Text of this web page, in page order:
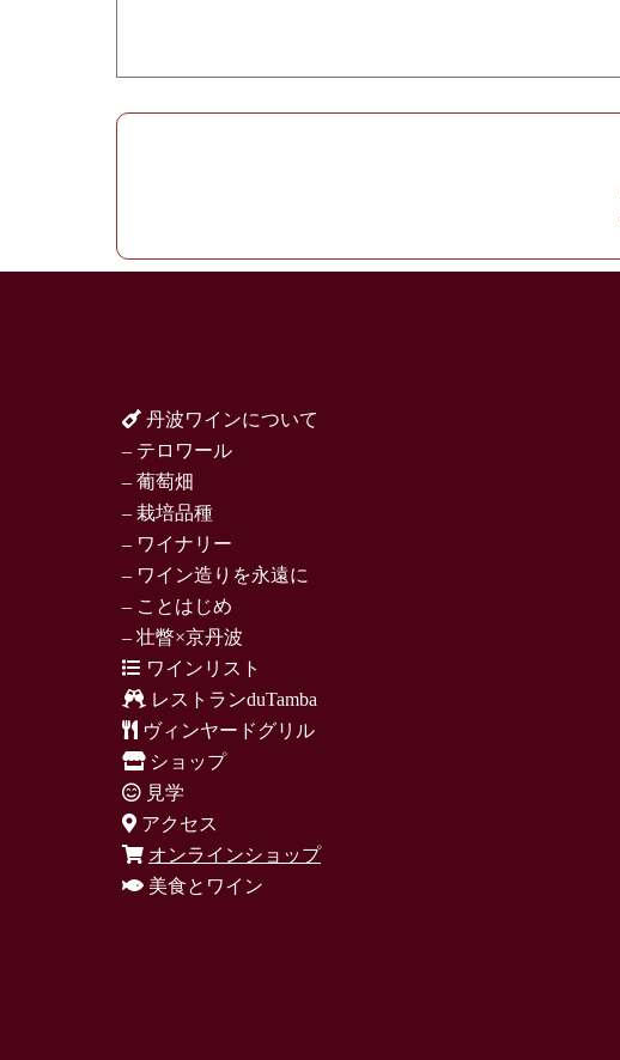
丹波ワインについて
– テロワール
– 葡萄畑
– 栽培品種
– ワイナリー
– ワイン造りを永遠に
– ことはじめ
– 壮瞥×京丹波
ワインリスト
レストランduTamba
ヴィンヤードグリル
ショップ
見学
アクセス
オンラインショップ
美食とワイン